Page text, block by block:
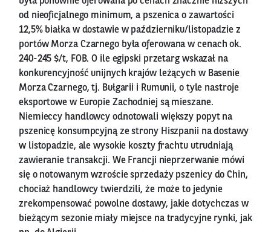
od nieoficjalnego minimum, a pszenica o zawartości
12,5% białka w dostawie w październiku/listopadzie z
portów Morza Czarnego była oferowana w cenach ok.
240-245 $/t, FOB. O ile egipski przetarg wskazał na
konkurencyjność unijnych krajów leżących w Basenie
Morza Czarnego, tj. Bułgarii i Rumunii, o tyle nastroje
eksportowe w Europie Zachodniej są mieszane.
Niemieccy handlowcy odnotowali większy popyt na
pszenicę konsumpcyjną ze strony Hiszpanii na dostawy
w listopadzie, ale wysokie koszty frachtu utrudniają
zawieranie transakcji. We Francji nieprzerwanie mówi
się o notowanym wzroście sprzedaży pszenicy do Chin,
chociaż handlowcy twierdzili, że może to jedynie
zrekompensować powolne dostawy, jakie dotychczas w
bieżącym sezonie miały miejsce na tradycyjne rynki, jak